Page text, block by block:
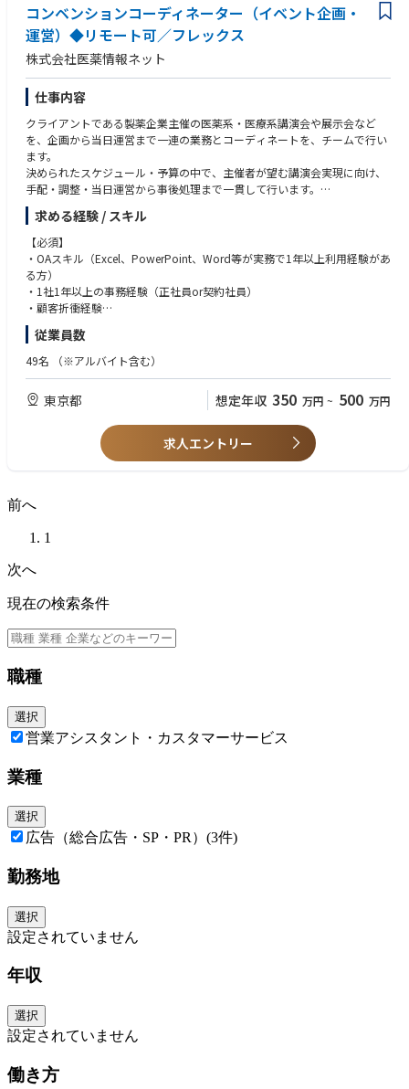
の MR、一般広告会社の営業職、旅行代理店の営業職など、多様なバック
グランドを持った人材が活躍しています。
【Key Result Areas】
個人の売上・利益の目標を達成する
• 既存担当クライアントのプロジェクト獲得
• 新規クライアントの獲得
他職種・他部門との連携・協力体制の構築
• 各プロジェクトにおける関係部門との連携、チーム体制の構築
• プロジェクトの業務進行管理
コンベンションコーディネーター（イベント企画・
運営）◆リモート可／フレックス
株式会社医薬情報ネット
仕事内容
クライアントである製薬企業主催の医薬系・医療系講演会や展示会など
を、企画から当日運営まで一連の業務とコーディネートを、チームで行い
ます。
決められたスケジュール・予算の中で、主催者が望む講演会実現に向け、
手配・調整・当日運営から事後処理まで一貫して行います。
まずはアシスタントからスタートし、徐々に担当業務範囲を広げていきま
す。
◇事前準備：提案資料作成｜連絡調整業務｜会場の選定、予約｜機材や装
飾などの各種手配業務｜マニュアル等資料作成｜参加者データ加工抽出業
務
◇当日運営：各種手配物のチェック、設営、進行確認｜運営スタッフへの
※2～3名で一つの講演会を担当します。規模にもよりますが、同時並行で
3～4件の講演会に携わります。
手配作業（会場、印刷物、スタッフ等）、提案資料作成（PowerPointな
受付、電話応対等庶務
求める経験 / スキル
【必須】
・OAスキル（Excel、PowerPoint、Word等が実務で1年以上利用経験があ
る方）
・1社1年以上の事務経験（正社員or契約社員）
・顧客折衝経験
・休日出勤（振休取得制度あり）や出張等が発生するため、対応可能な方
・リモートと出社のハイブリッド勤務のため、臨機応変に対応可能な方
・社内外イベントや、顧客訪問、当日運営などの参加が可能な方
【歓迎】
・イベント運営、無形商材の営業、ホテルの宴会営業、旅行カウンター業
務、ウェディングプランナーなどの経験者優遇
・ITリテラシーの高い方
・シフト制で勤務していた経験がある方
従業員数
49名 （※アルバイト含む）
東京都 想定年収 350 万円 ~ 500 万円
求人エントリー
前へ
1
次へ
現在の検索条件
職種
選択
営業アシスタント・カスタマーサービス
業種
選択
広告（総合広告・SP・PR） (3件)
勤務地
選択
設定されていません
年収
選択
設定されていません
働き方